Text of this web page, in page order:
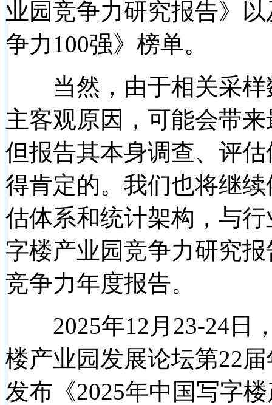
业园竞争力研究报告》
争力100强》榜单。
当然，由于相关采样
主客观原因，可能会带
但报告其本身调查、评
得肯定的。我们也将继
估体系和统计架构，与
字楼产业园竞争力研究
竞争力年度报告。
2025年12月23-24日
楼产业园发展论坛第22
发布《2025年中国写字